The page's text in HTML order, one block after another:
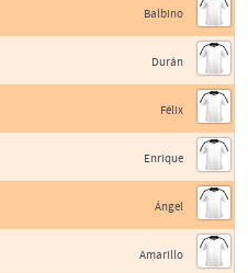
Balbino
Durán
Félix
Enrique
Ángel
Amarillo